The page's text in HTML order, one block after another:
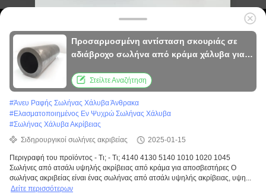
Προσαρμοσμένη αντίσταση σκουριάς σε
αδιάβροχο σωλήνα από κράμα χάλυβα για
Στείλτε Αναζήτηση
#Άνευ Ραφής Σωλήνας Χάλυβα Άνθρακα
#Ελασματοποιημένος Εν Ψυχρώ Σωλήνας Χάλυβα
#Σωλήνας Χάλυβα Ακρίβειας
Σιδηρουργικοί σωλήνες ακριβείας
2025-01-15
Περιγραφή του προϊόντος - Τι; - Τι; 4140 4130 5140 1010 1020 1045
Σωλήνες από ατσάλι υψηλής ακρίβειας από κράμα για αποσβεστήρες Ο
σωλήνας ακριβείας είναι ένας σωλήνας από ατσάλι υψηλής ακρίβειας, υψη...
Δείτε περισσότερων